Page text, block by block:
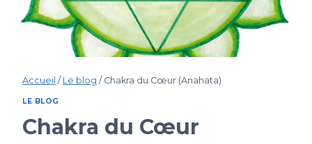
Accueil / Le blog / Chakra du Cœur (Anahata)
LE BLOG
Chakra du Cœur